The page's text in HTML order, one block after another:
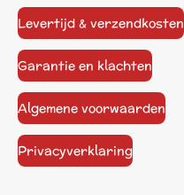
Levertijd & verzendkosten
Garantie en klachten
Algemene voorwaarden
Privacyverklaring